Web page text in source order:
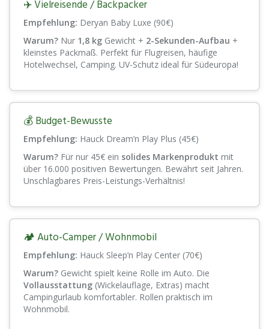
✈️ Vielreisende / Backpacker
Empfehlung: Deryan Baby Luxe (90€)
Warum? Nur 1,8 kg Gewicht + 2-Sekunden-Aufbau +
kleinstes Packmaß. Perfekt für Flugreisen, häufige
Hotelwechsel, Camping. UV-Schutz ideal für Südeuropa!
💰 Budget-Bewusste
Empfehlung: Hauck Dream’n Play Plus (45€)
Warum? Für nur 45€ ein solides Markenprodukt mit
über 16.000 positiven Bewertungen. Bewährt seit Jahren.
Unschlagbares Preis-Leistungs-Verhältnis!
🏕️ Auto-Camper / Wohnmobil
Empfehlung: Hauck Sleep’n Play Center (70€)
Warum? Gewicht spielt keine Rolle im Auto. Die
Vollausstattung (Wickelauflage, Extras) macht
Campingurlaub komfortabler. Rollen praktisch im
Wohnmobil.